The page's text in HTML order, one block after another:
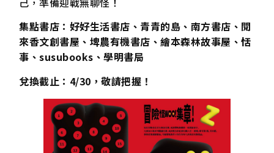
集點書店：好好生活書店、青青的島、南方書店、閱
來香文創書屋、埤農有機書店、繪本森林故事屋、恬
事、susubooks、學明書局
兌換截止：4/30，敬請把握！